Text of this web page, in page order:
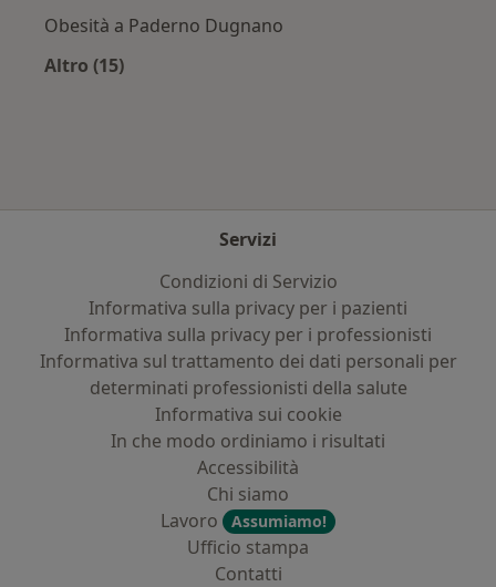
Obesità a Paderno Dugnano
Altro (15)
Servizi
Condizioni di Servizio
Informativa sulla privacy per i pazienti
Informativa sulla privacy per i professionisti
Informativa sul trattamento dei dati personali per
determinati professionisti della salute
Informativa sui cookie
In che modo ordiniamo i risultati
Accessibilità
Chi siamo
Lavoro
Assumiamo!
Ufficio stampa
Contatti